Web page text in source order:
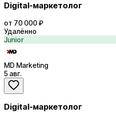
Digital-маркетолог
от 70 000 ₽
Удалённо
Junior
MD Marketing
5 авг.
Digital-маркетолог